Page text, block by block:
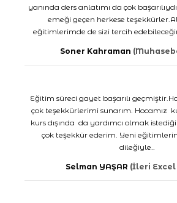
yanında ders anlatımı da çok
emeği geçen herkese
eğitimlerimde de sizi tercih
Soner Kahraman
Eğitim süreci gayet başarılı
çok teşekkürlerimi sunarım. Hocamız
kurs dışında da yardımcı olmak
çok teşekkür ederim. Yeni
dileğiyle..
Selman YAŞAR (İleri Excel